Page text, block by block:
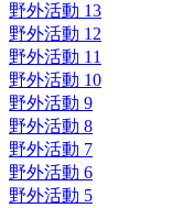
野外活動 13
野外活動 12
野外活動 11
野外活動 10
野外活動 9
野外活動 8
野外活動 7
野外活動 6
野外活動 5